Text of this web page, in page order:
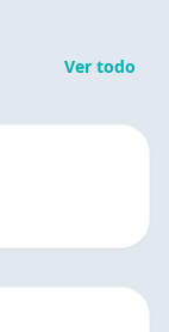
Ver todo